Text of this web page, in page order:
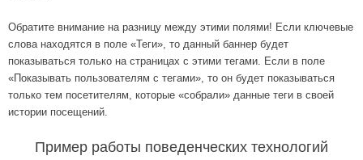
Обратите внимание на разницу между этими полями! Если ключевые
слова находятся в поле «Теги», то данный баннер будет
показываться только на страницах с этими тегами. Если в поле
«Показывать пользователям с тегами», то он будет показываться
только тем посетителям, которые «собрали» данные теги в своей
истории посещений.
Пример работы поведенческих технологий